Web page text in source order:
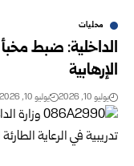
محليات
الداخلية: ضبط
الإرهابية
يوليو 10, 2026 يوليو 10, 2026